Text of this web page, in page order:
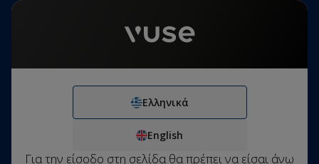
ουσία. Μόνο για καταναλωτές άνω των 18 ετών.
Ελληνικά English
Παρατηρήσαμε ότι δεν
έχεις συνδεθεί.
ΣΎΝΔΕΣΗ
Δωρεάν μεταφορικά για παραγγελίες άνω των €10
Ελληνικά
English
Για την είσοδο στη σελίδα θα πρέπει να είσαι άνω